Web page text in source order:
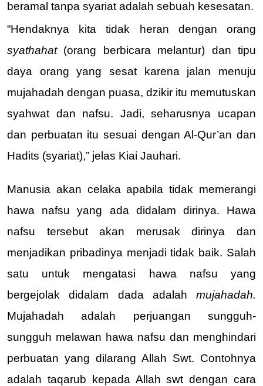
beramal tanpa syariat adalah sebuah kesesatan.
syathahat (orang berbicara melantur) dan tipu
daya orang yang sesat karena jalan menuju
mujahadah dengan puasa, dzikir itu memutuskan
syahwat dan nafsu. Jadi, seharusnya ucapan
dan perbuatan itu sesuai dengan Al-Qur’an dan
Hadits (syariat),” jelas Kiai Jauhari.
Manusia akan celaka apabila tidak memerangi
hawa nafsu yang ada didalam dirinya. Hawa
nafsu tersebut akan merusak dirinya dan
menjadikan pribadinya menjadi tidak baik. Salah
satu untuk mengatasi hawa nafsu yang
bergejolak didalam dada adalah
Mujahadah adalah perjuangan sungguh-
sungguh melawan hawa nafsu dan menghindari
perbuatan yang dilarang Allah Swt. Contohnya
adalah taqarub kepada Allah swt dengan cara